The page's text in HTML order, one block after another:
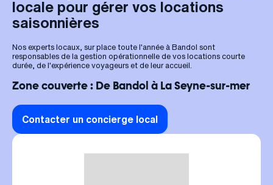
locale pour gérer vos locations
saisonnières
Nos experts locaux, sur place toute l'année à Bandol sont
responsables de la gestion opérationnelle de vos locations courte
durée, de l'expérience voyageurs et de leur accueil.
Zone couverte : De Bandol à La Seyne-sur-mer
Contacter un concierge local